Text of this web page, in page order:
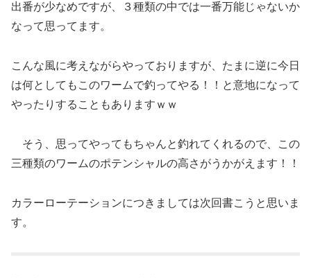
出番が少なめですが、３種類の中では一番万能じゃないか
なって思ってます。
こんな風に考えながらやっておりますが、たまに逆に今日
は何としてもこのワームで釣ってやる！！と意地になって
やったりすることもありますｗｗ
そう、思ってやってもちゃんと釣れてくれるので、この
三種類のワームのポテンシャルの高さがうかがえます！！
カラーローテーションにつきましては次回書こうと思いま
す。